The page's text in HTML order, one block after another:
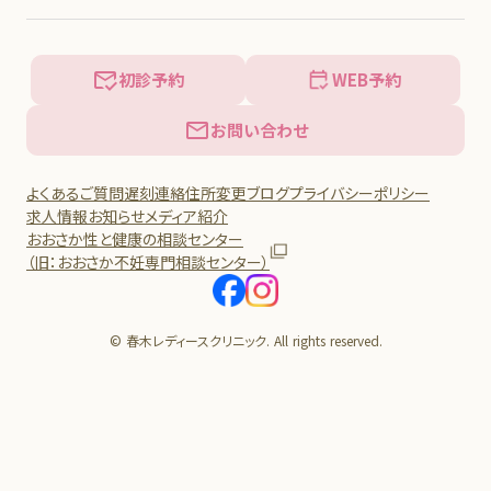
初診予約 WEB予約
お問い合わせ
よくあるご質問遅刻連絡住所変更ブログプライバシーポリシー
求人情報お知らせメディア紹介
おおさか性と健康の相談センター
（旧：おおさか不妊専門相談センター）
© 春木レディースクリニック. All rights reserved.